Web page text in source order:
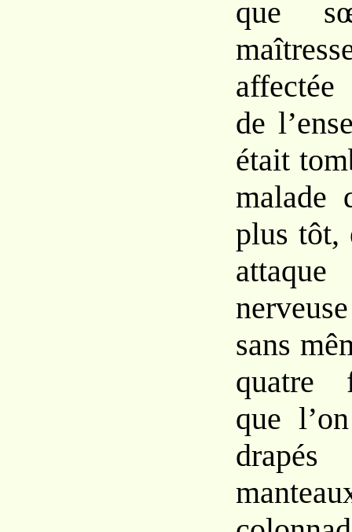
que
affectée
de
était
malade
plus tôt,
sans
quatre
que